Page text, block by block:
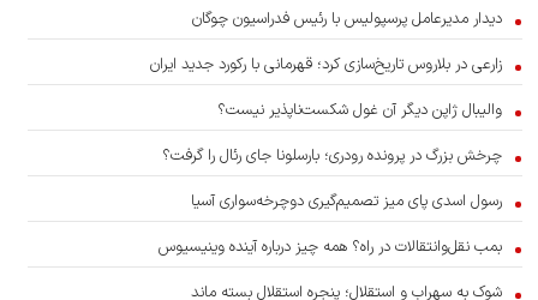
دیدار مدیرعامل پرسپولیس با رئیس فدراسیون چوگان
زارعی در بلاروس تاریخ‌سازی کرد؛ قهرمانی با رکورد جدید ایران
والیبال ژاپن دیگر آن غول شکست‌ناپذیر نیست؟
چرخش بزرگ در پرونده رودری؛ بارسلونا جای رئال را گرفت؟
رسول اسدی پای میز تصمیم‌گیری دوچرخه‌سواری آسیا
بمب نقل‌وانتقالات در راه؟ همه چیز درباره آینده وینیسیوس
شوک به سهراب و استقلال؛ پنجره استقلال بسته ماند